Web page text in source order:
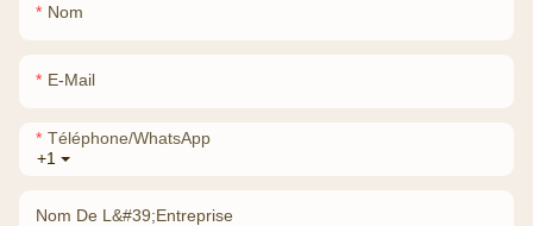
Nom
E-Mail
+1
Téléphone/WhatsApp
Nom De L&#39;entreprise